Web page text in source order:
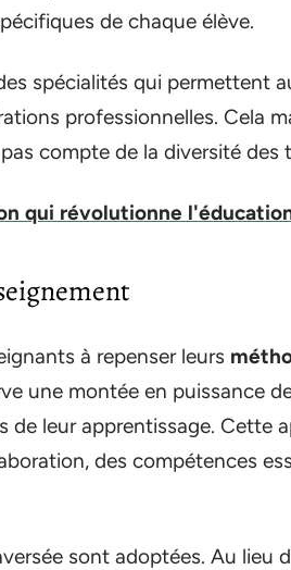
de chaque élève.
spécialités qui permettent
professionnelles. Cela
compte de la diversité des
qui révolutionne
à repenser leurs
une montée en puissance
de leur apprentissage. Cette
des compétences
sont adoptées. Au lieu